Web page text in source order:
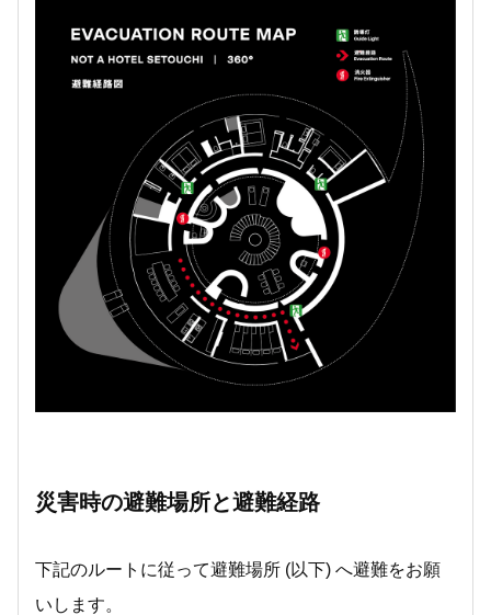
災害時の避難場所と避難経路
下記のルートに従って避難場所 (以下) へ避難をお願
いします。